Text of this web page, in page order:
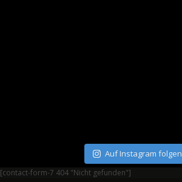
Auf Instagram folgen
[contact-form-7 404 "Nicht gefunden"]